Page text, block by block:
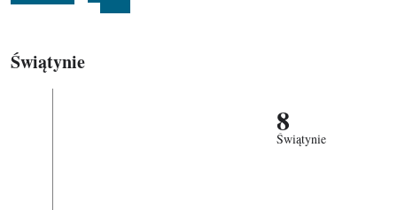
Świątynie
8
Świątynie